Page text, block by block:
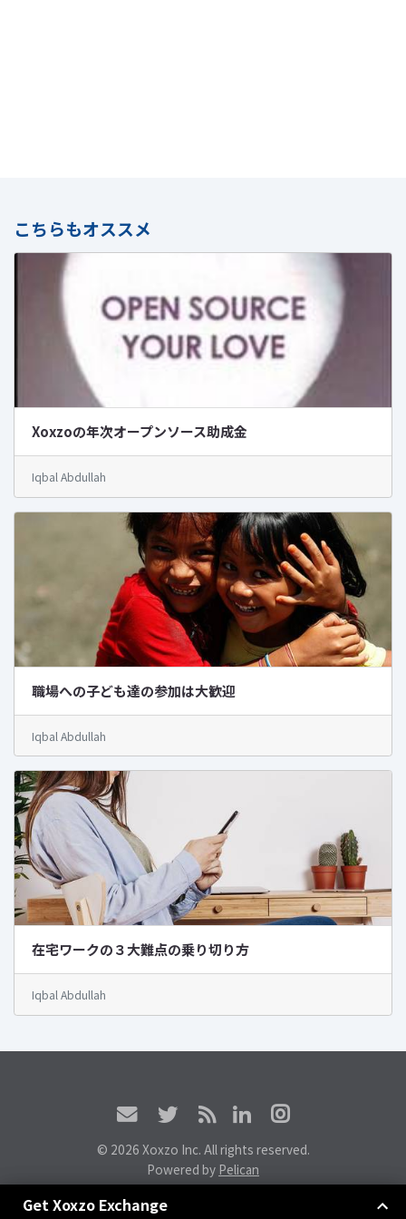
こちらもオススメ
Xoxzoの年次オープンソース助成金
Iqbal Abdullah
職場への子ども達の参加は大歓迎
Iqbal Abdullah
在宅ワークの３大難点の乗り切り方
Iqbal Abdullah
© 2026 Xoxzo Inc. All rights reserved.
Powered by Pelican
Xoxzoエクスチェンジに参加しよう
Get Xoxzo Exchange